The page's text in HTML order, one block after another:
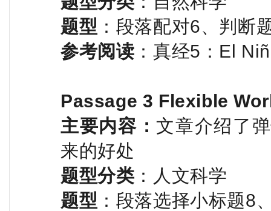
题型 ：段落配对6、判断
参考阅读 ：真经5：El
Passage 3 Flexible
主要内容：文章介绍了
来的好处
题型分类 ：人文科学
题型 ：段落选择小标题8